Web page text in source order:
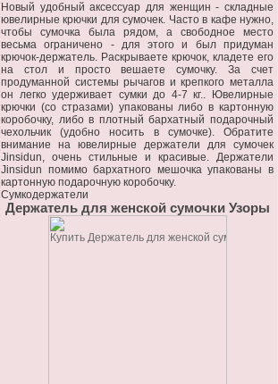
Новый удобный аксессуар для женщин - складные
ювелирные крючки для сумочек. Часто в кафе нужно,
чтобы сумочка была рядом, а свободное место
весьма ограничено - для этого и был придуман
крючок-держатель. Раскрываете крючок, кладете его
на стол и просто вешаете сумочку. За счет
продуманной системы рычагов и крепкого металла
он легко удерживает сумки до 4-7 кг.. Ювелирные
крючки (со стразами) упакованы либо в картонную
коробочку, либо в плотный бархатный подарочный
чехольчик (удобно носить в сумочке). Обратите
внимание на ювелирные держатели для сумочек
Jinsidun, очень стильные и красивые. Держатели
Jinsidun помимо бархатного мешочка упакованы в
картонную подарочную коробочку.
Сумкодержатели
Держатель для женской сумочки Узоры